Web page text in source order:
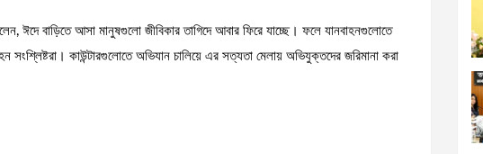
ঈদে বাড়িতে আসা মানুষগুলো জীবিকার তাগিদে আবার ফিরে যাচ্ছে। ফলে যানবাহনগুলোতে
কাউন্টারগুলোতে অভিযান চালিয়ে এর সত্যতা মেলায় অভিযুক্তদের জরিমানা করা